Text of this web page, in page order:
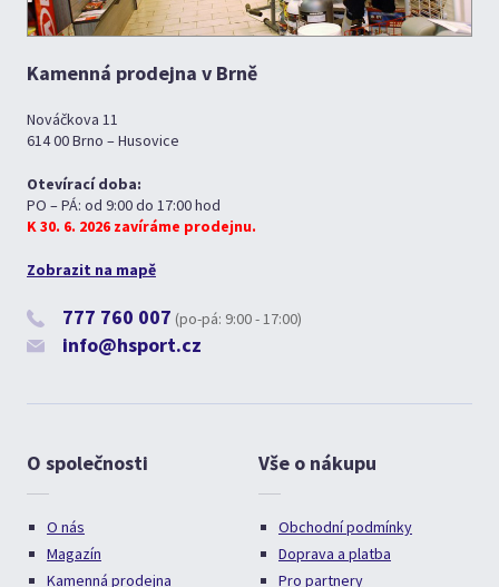
Kamenná prodejna v Brně
Nováčkova 11
614 00 Brno – Husovice
Otevírací doba:
PO – PÁ: od 9:00 do 17:00 hod
K 30. 6. 2026 zavíráme prodejnu.
Zobrazit na mapě
777 760 007 (po-pá: 9:00 - 17:00)
info@hsport.cz
O společnosti
O nás
Magazín
Kamenná prodejna
Vše o nákupu
Obchodní podmínky
Doprava a platba
Pro partnery